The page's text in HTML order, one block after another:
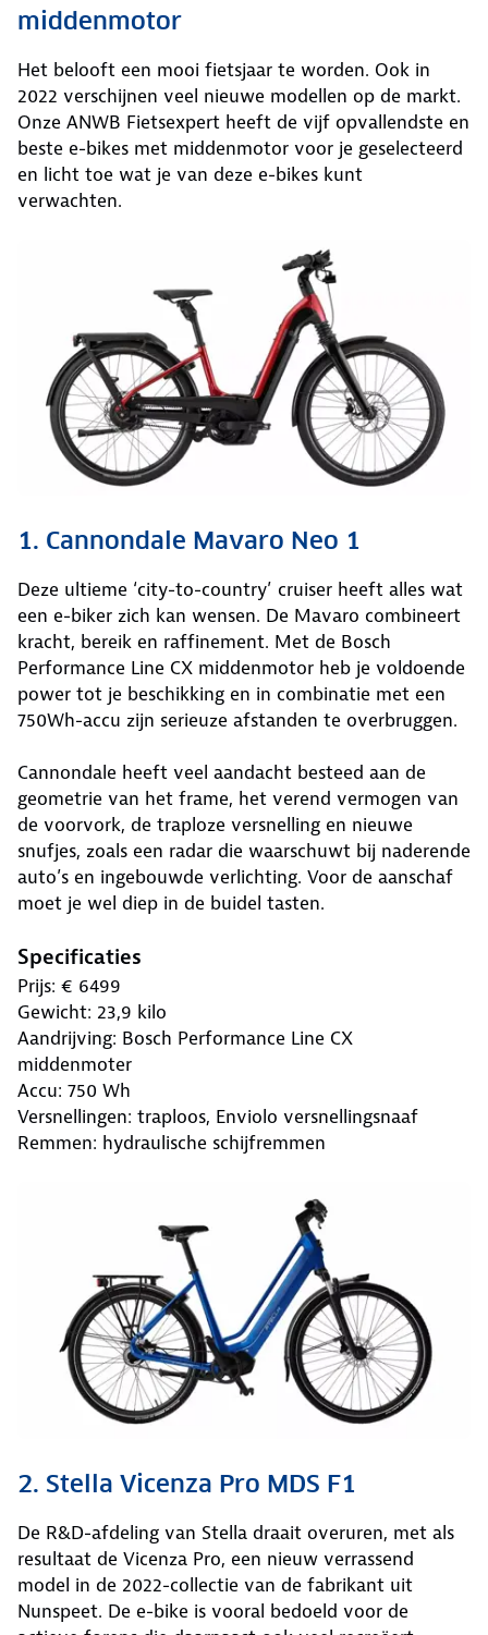
middenmotor
Het belooft een mooi fietsjaar te worden. Ook in
2022 verschijnen veel nieuwe modellen op de markt.
Onze ANWB Fietsexpert heeft de vijf opvallendste en
beste e-bikes met middenmotor voor je geselecteerd
en licht toe wat je van deze e-bikes kunt
verwachten.
1. Cannondale Mavaro Neo 1
Deze ultieme ‘city-to-country’ cruiser heeft alles wat
een e-biker zich kan wensen. De Mavaro combineert
kracht, bereik en raffinement. Met de Bosch
Performance Line CX middenmotor heb je voldoende
power tot je beschikking en in combinatie met een
750Wh-accu zijn serieuze afstanden te overbruggen.
Cannondale heeft veel aandacht besteed aan de
geometrie van het frame, het verend vermogen van
de voorvork, de traploze versnelling en nieuwe
snufjes, zoals een radar die waarschuwt bij naderende
auto’s en ingebouwde verlichting. Voor de aanschaf
moet je wel diep in de buidel tasten.
Specificaties
Prijs: € 6499
Gewicht: 23,9 kilo
Aandrijving: Bosch Performance Line CX
middenmoter
Accu: 750 Wh
Versnellingen: traploos, Enviolo versnellingsnaaf
Remmen: hydraulische schijfremmen
2. Stella Vicenza Pro MDS F1
De R&D-afdeling van Stella draait overuren, met als
resultaat de Vicenza Pro, een nieuw verrassend
model in de 2022-collectie van de fabrikant uit
Nunspeet. De e-bike is vooral bedoeld voor de